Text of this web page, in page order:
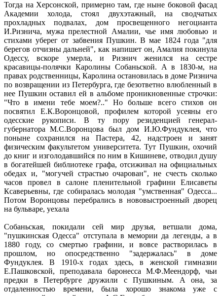
Тогда на Херсонской, примерно там, где ныне боковой фасад
Академии холода, стоял двухэтажный, на сводчатых
прохладных подвалах, дом просвещенного негоцианта
И.Ризнича, мужа прелестной Амалии, чье имя любовью и
стихами уберег от забвения Пушкин. В мае 1824 года "для
берегов отчизны дальней", как напишет он, Амалия покинула
Одессу, вскоре умерла, и Ризнич женился на сестре
красавицы-полячки Каролины Собаньской. А в 1830-м, на
правах родственницы, Каролина остановилась в доме Ризнича
по возвращении из Петербурга, где безответно влюбленный в
нее Пушкин оставил ей в альбоме проникновенные строчки:
"Что в имени тебе моем?.." Но больше всего стихов он
посвятил Е.К.Воронцовой, профилем которой усеяны его
одесские рукописи. В ту пору резиденцией генерал-
губернатора М.С.Воронцова был дом И.Ю.Фундуклея, что
поныне сохранился на Пастера, 42, надстроен и занят
физическим факультетом университета. Тут Пушкин, охочий
до книг и изголодавшийся по ним в Кишиневе, отводил душу
в богатейшей библиотеке графа, отсиживал на официальных
обедах и, "могучей страстью очарован", не счесть сколько
часов провел в салоне пленительной графини Елисаветы
Ксаверьевны, где собиралась молодая "умственная" Одесса...
Потом Воронцовы перебрались в нововыстроенный дворец
на бульваре, уехала
Собаньская, покидали сей мир друзья, ветшали дома,
"пушкинская Одесса" отступала в мемории да легенды, а в
1880 году, со смертью графини, и вовсе растворилась в
прошлом, но опосредственно "задержалась" в доме
Фундуклея. В 1910-х годах здесь, в женской гимназии
Е.Пашковской, преподавала баронесса М.Ф.Меендорф, чьи
предки в Петербурге дружили с Пушкиным. А она, за
отдаленностью времени, была хорошо знакома уже с